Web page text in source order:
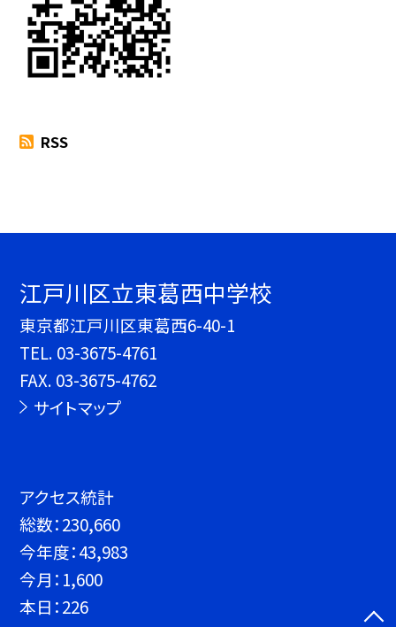
RSS
江戸川区立東葛西中学校
東京都江戸川区東葛西6-40-1
TEL. 03-3675-4761
FAX. 03-3675-4762
サイトマップ
アクセス統計
総数：230,660
今年度：43,983
今月： 1,600
本日：226